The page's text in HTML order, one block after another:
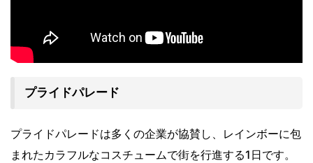
プライドパレード
プライドパレードは多くの企業が協賛し、レインボーに包
まれたカラフルなコスチュームで街を行進する1日です。